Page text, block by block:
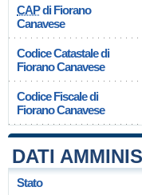
CAPdi Fiorano
Canavese
Codice Catastale di
Fiorano Canavese
Codice Fiscale di
Fiorano Canavese
DATI
Stato